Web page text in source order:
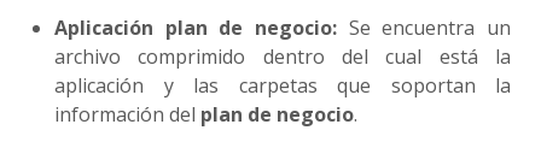
Aplicación plan de negocio: Se encuentra un
archivo comprimido dentro del cual está la
aplicación y las carpetas que soportan la
información del plan de negocio.